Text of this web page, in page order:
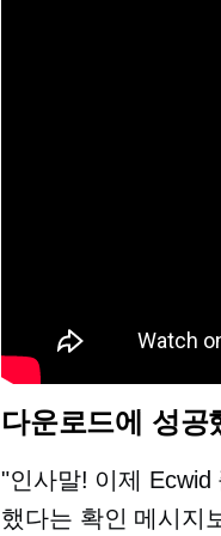
다운로드에 성공
"인사말! 이제 Ecwid
했다는 확인 메시지